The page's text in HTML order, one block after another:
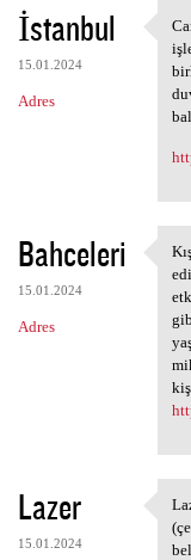
İstanbul
15.01.2024
Adres
Bahceleri
15.01.2024
Adres
Lazer
15.01.2024